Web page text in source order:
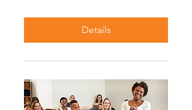
Details